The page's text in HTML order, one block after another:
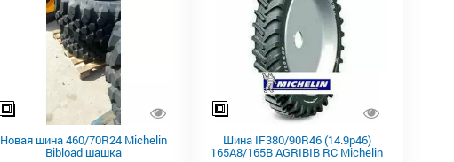
Новая шина 460/70R24 Michelin
Bibload шашка
Шина IF380/90R46 (14.9р46)
165A8/165B AGRIBIB RC Michelin